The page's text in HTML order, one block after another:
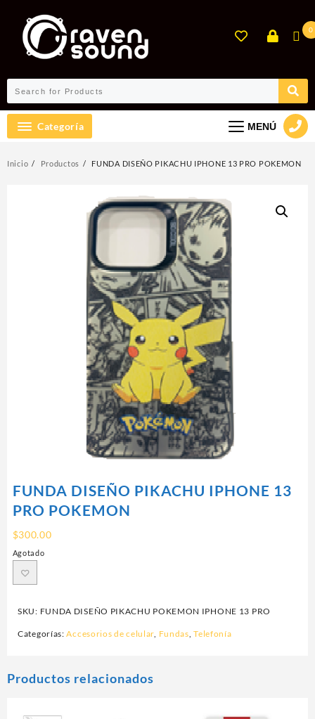
contenido
0
Categoría MENÚ
Inicio Productos FUNDA DISEÑO PIKACHU IPHONE 13 PRO POKEMON
FUNDA DISEÑO PIKACHU IPHONE 13
PRO POKEMON
$300.00
Agotado
SKU: FUNDA DISEÑO PIKACHU POKEMON IPHONE 13 PRO
Categorías:Accesorios de celular, Fundas,Telefonía
Productos relacionados